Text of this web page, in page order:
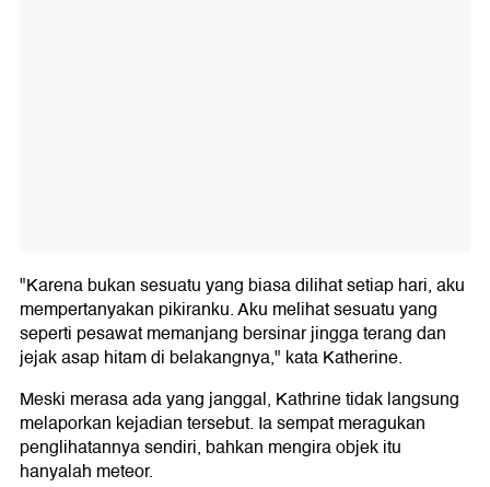
"Karena bukan sesuatu yang biasa dilihat setiap hari, aku
mempertanyakan pikiranku. Aku melihat sesuatu yang
seperti pesawat memanjang bersinar jingga terang dan
jejak asap hitam di belakangnya," kata Katherine.
Meski merasa ada yang janggal, Kathrine tidak langsung
melaporkan kejadian tersebut. Ia sempat meragukan
penglihatannya sendiri, bahkan mengira objek itu
hanyalah meteor.